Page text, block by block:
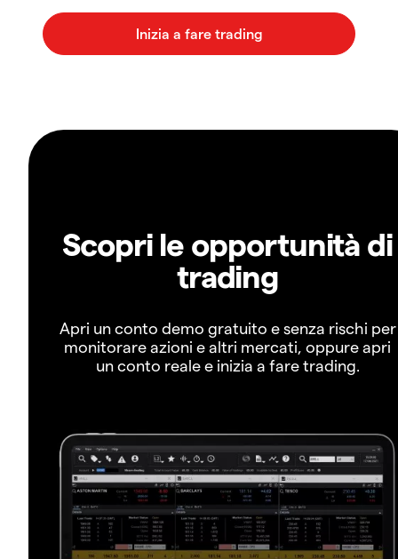
Scopri le opportunità di
trading
Apri un conto demo gratuito e senza rischi per
monitorare azioni e altri mercati, oppure apri
un conto reale e inizia a fare trading.